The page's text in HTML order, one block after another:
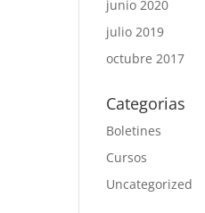
junio 2020
julio 2019
octubre 2017
Categorias
Boletines
Cursos
Uncategorized